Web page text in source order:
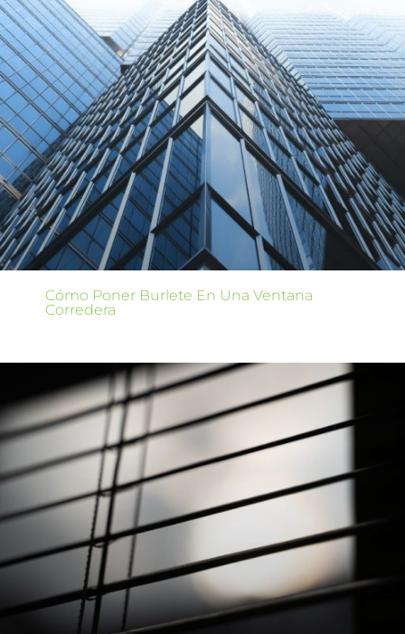
Cómo Poner Burlete En Una Ventana
Corredera